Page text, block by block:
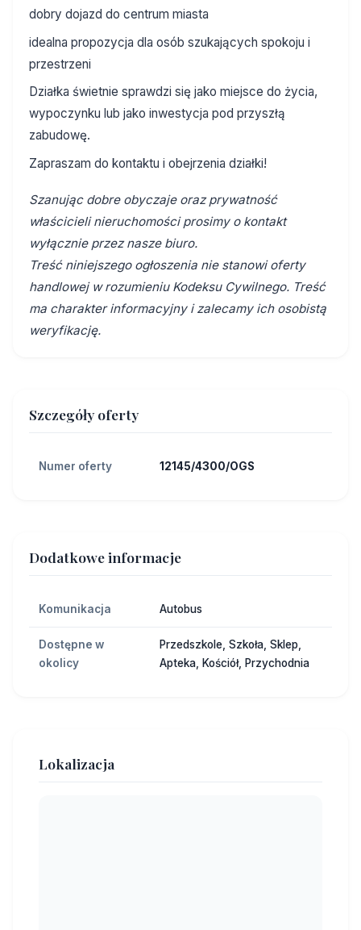
dobry dojazd do centrum miasta
idealna propozycja dla osób szukających spokoju i
przestrzeni
Działka świetnie sprawdzi się jako miejsce do życia,
wypoczynku lub jako inwestycja pod przyszłą
zabudowę.
Zapraszam do kontaktu i obejrzenia działki!
Szanując dobre obyczaje oraz prywatność
właścicieli nieruchomości prosimy o kontakt
wyłącznie przez nasze biuro.
Treść niniejszego ogłoszenia nie stanowi oferty
handlowej w rozumieniu Kodeksu Cywilnego. Treść
ma charakter informacyjny i zalecamy ich osobistą
weryfikację.
Szczegóły oferty
Numer oferty 12145/4300/OGS
Dodatkowe informacje
Komunikacja Autobus
Dostępne w
okolicy
Przedszkole, Szkoła, Sklep,
Apteka, Kościół, Przychodnia
Lokalizacja